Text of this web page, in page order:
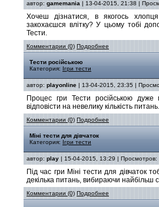
автор: gamemania | 13-04-2015, 21:38 |
Хочеш дізнатися, в якогось
закохаєшся влітку? У цьому тобі
Тести.
Комментарии (0) Подробнее
Тести російською
Категория: Ігри тести
автор: playonline | 13-04-2015, 23:35 |
Процес гри Тести російською дуже
відповісти на невелику кількість питань.
Комментарии (0) Подробнее
Міні тести для дівчаток
Категория: Ігри тести
автор: play | 15-04-2015, 13:29 | Просмотров:
Під час гри Міні тести для дівчаток
декілька питань, вибираючи найбільш
Комментарии (0) Подробнее